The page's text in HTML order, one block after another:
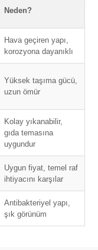
Neden?
Hava geçiren yapı,
korozyona dayanıklı
Yüksek taşıma gücü,
uzun ömür
Kolay yıkanabilir,
gıda temasına
uygundur
Uygun fiyat, temel raf
ihtiyacını karşılar
Antibakteriyel yapı,
şık görünüm